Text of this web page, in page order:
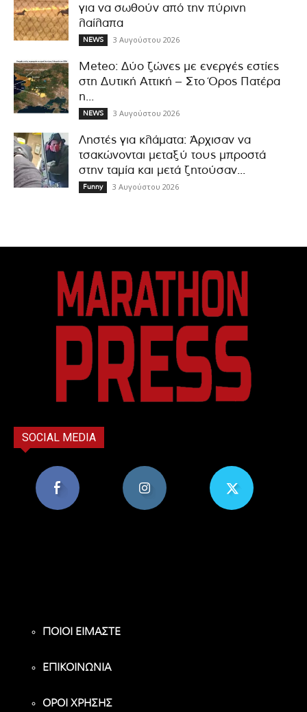
για να σωθούν από την πύρινη
λαίλαπα
NEWS 3 Αυγούστου 2026
Meteo: Δύο ζώνες με ενεργές εστίες
στη Δυτική Αττική – Στο Όρος Πατέρα
η...
NEWS 3 Αυγούστου 2026
Ληστές για κλάματα: Άρχισαν να
τσακώνονται μεταξύ τους μπροστά
στην ταμία και μετά ζητούσαν...
Funny 3 Αυγούστου 2026
SOCIAL MEDIA
ΠΟΙΟΙ ΕΙΜΑΣΤΕ
ΕΠΙΚΟΙΝΩΝΙΑ
ΟΡΟΙ ΧΡΗΣΗΣ